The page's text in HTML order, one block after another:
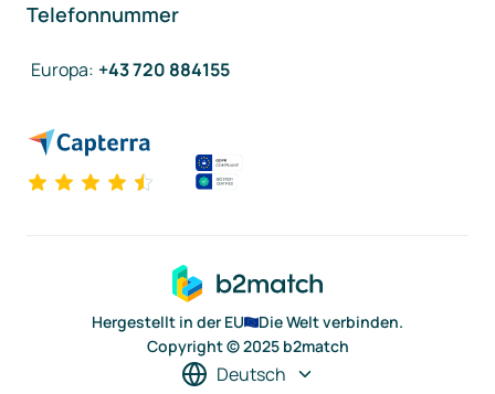
Telefonnummer
Europa: +43 720 884155
Hergestellt in der EU
Die Welt verbinden.
Copyright © 2025 b2match
Deutsch